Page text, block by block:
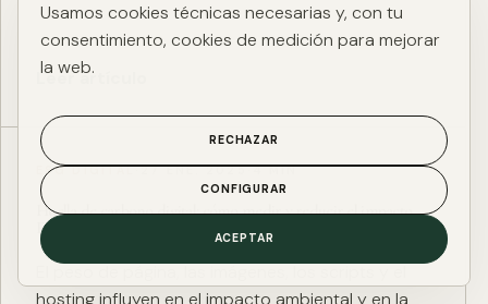
Leer artículo
ESG DIGITAL·27 ENE. 2025·4 MIN
Huella de carbono digital: cómo medir y reducir el impacto
ESG de una web
El peso de página, las imágenes, los scripts y el
hosting influyen en el impacto ambiental y en la
Usamos cookies técnicas necesarias y, con tu
consentimiento, cookies de medición para mejorar
la web.
RECHAZAR
CONFIGURAR
ACEPTAR